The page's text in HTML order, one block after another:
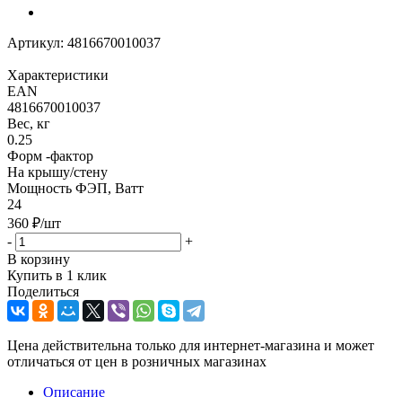
Артикул: 4816670010037
Характеристики
EAN
4816670010037
Вес, кг
0.25
Форм -фактор
На крышу/стену
Мощность ФЭП, Ватт
24
360 ₽/шт
-
+
В корзину
Купить в 1 клик
Поделиться
Цена действительна только для интернет-магазина и может
отличаться от цен в розничных магазинах
Описание